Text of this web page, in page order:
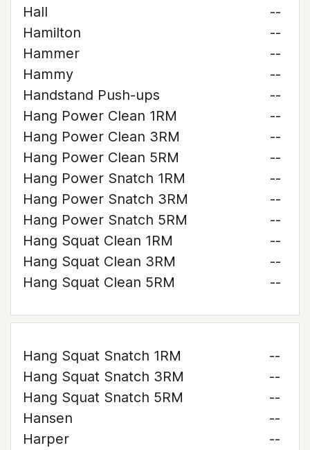
Hall
--
Hamilton
--
Hammer
--
Hammy
--
Handstand Push-ups
--
Hang Power Clean 1RM
--
Hang Power Clean 3RM
--
Hang Power Clean 5RM
--
Hang Power Snatch 1RM
--
Hang Power Snatch 3RM
--
Hang Power Snatch 5RM
--
Hang Squat Clean 1RM
--
Hang Squat Clean 3RM
--
Hang Squat Clean 5RM
--
Hang Squat Snatch 1RM
--
Hang Squat Snatch 3RM
--
Hang Squat Snatch 5RM
--
Hansen
--
Harper
--